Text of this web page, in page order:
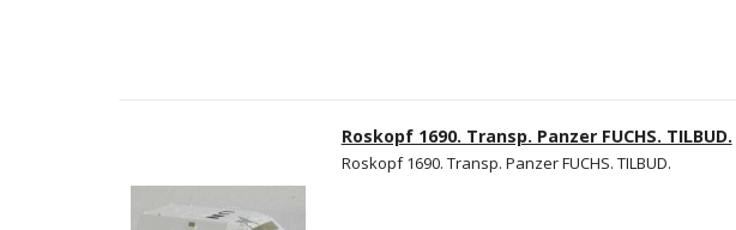
Roskopf 1690. Transp. Panzer FUCHS. TILBUD.
Roskopf 1690. Transp. Panzer FUCHS. TILBUD.